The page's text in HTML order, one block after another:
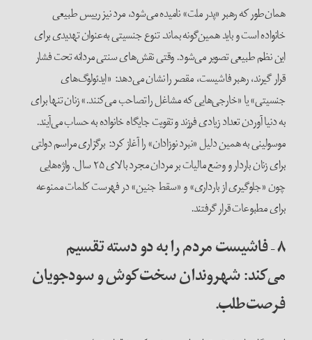
همان‌طور که رهبر «پدر ملت» نامیده می‌شود، مرد نیز رییس طبیعی
خانواده است و باید همین‌گونه بماند. تنوع جنسیتی به‌عنوان تهدیدی برای
این نظم طبیعی تصویر می‌شود. وقتی نقش‌های سنتی مردانه تحت فشار
قرار ‌گیرند، رهبر فاشیست، مقصر را نشان می‌دهد: «ایدئولوگ‌های
جنسیتی» یا «خارجی‌هایی که مشاغل را تصاحب می‌کنند.» زنان تنها برای
به دنیا آوردن تعداد زیادی فرزند و تقویت جایگاه خانواده به حساب می‌آیند.
موسولینی به همین دلیل «نبرد نوزادان» را آغاز کرد: برگزاری مراسم دولتی
برای زنان باردار و وضع مالیات بر مردان مجرد بالای ۲۵ سال. واژه‌هایی
چون «جلوگیری از بارداری» و «سقط جنین» در فهرست کلمات ممنوعه‌
برای مطبوعات قرار گرفتند.
۸ – فاشیست مردم را به دو دسته تقسیم
می‌کند: شهروندان سخت‌کوش و سودجویان
فرصت‌طلب.